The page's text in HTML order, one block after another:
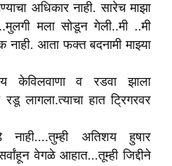
अधिकार नाही. सारेच माझा
मला सोडून गेली..मी ..मी
आता फक्त बदनामी माझ्या
केविलवाणा व रडवा झाला
लागला.त्याचा हात ट्रिगरवर
अतिशय हुषार
वेगळे आहात...तूम्ही जिद्दीने